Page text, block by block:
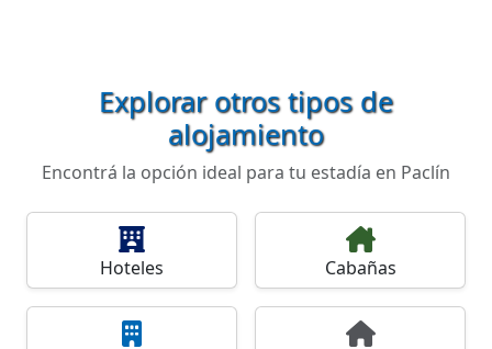
Explorar otros tipos de
alojamiento
Encontrá la opción ideal para tu estadía en Paclín
Hoteles Cabañas